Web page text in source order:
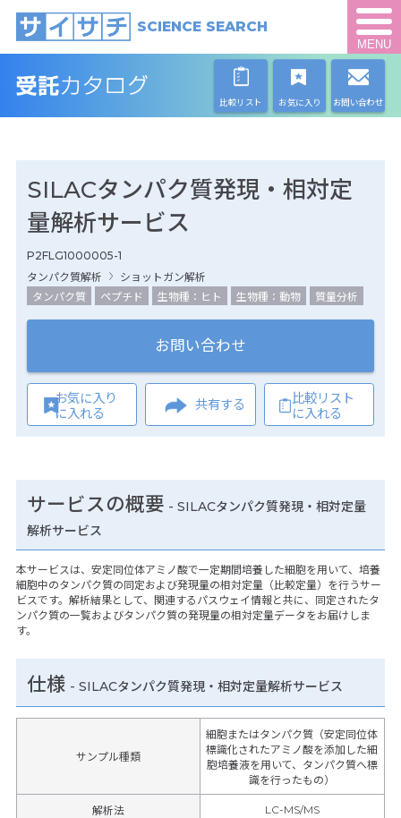
SCIENCE SEARCH
MENU
比較リスト お気に入り お問い合わせ
SILACタンパク質発現・相対定
量解析サービス
P2FLG1000005-1
タンパク質解析
ショットガン解析
タンパク質
ペプチド 生物種：ヒト 生物種：動物 質量分析
お問い合わせ
お気に入り
に入れる
共有する
比較リスト
に入れる
サービスの概要 - SILACタンパク質発現・相対定量
解析サービス
本サービスは、安定同位体アミノ酸で一定期間培養した細胞を用いて、培養
細胞中のタンパク質の同定および発現量の相対定量（比較定量）を行うサー
ビスです。解析結果として、関連するパスウェイ情報と共に、同定されたタ
ンパク質の一覧およびタンパク質の発現量の相対定量データをお届けしま
す。
仕様 - SILACタンパク質発現・相対定量解析サービス
サンプル種類
細胞またはタンパク質（安定同位体
標識化されたアミノ酸を添加した細
胞培養液を用いて、タンパク質へ標
識を行ったもの）
解析法 LC-MS/MS